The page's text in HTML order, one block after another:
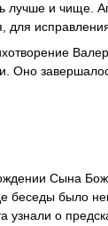
лучше и чище.
для
Оно
Сына
беседы было
узнали о